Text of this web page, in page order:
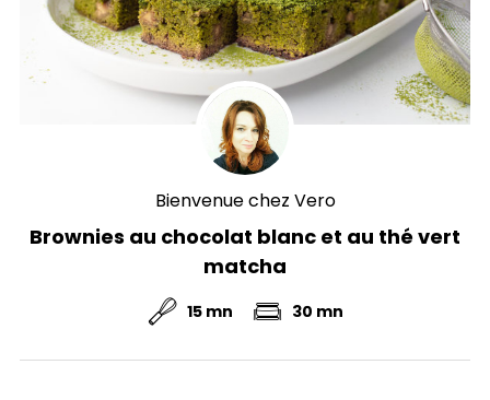
Bienvenue chez Vero
Brownies au chocolat blanc et au thé vert
matcha
15 mn 30 mn